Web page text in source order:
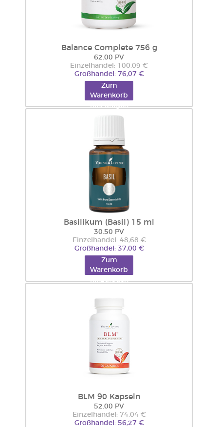
Balance Complete 756 g
62.00 PV
Einzelhandel: 100,09 €
Großhandel: 76,07 €
Zum
Warenkorb
hinzufügen
Basilikum (Basil) 15 ml
30.50 PV
Einzelhandel: 48,68 €
Großhandel: 37,00 €
Zum
Warenkorb
hinzufügen
BLM 90 Kapseln
52.00 PV
Einzelhandel: 74,04 €
Großhandel: 56,27 €